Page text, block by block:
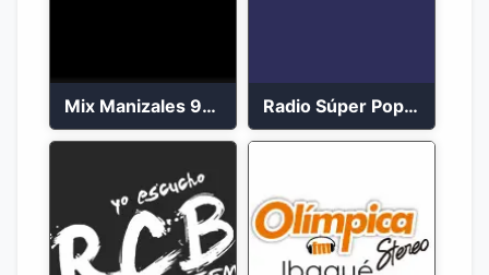
Mix Manizales 95.1 FM en Vivo Radio Súper Popayán en vivo 2023